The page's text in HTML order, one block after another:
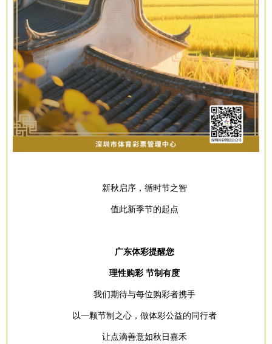
新秋启序，循时节之智
值此新季节的起点
广东体彩提醒您
理性购彩 节制有度
我们期待与每位购彩者携手
以一颗节制之心，做体彩公益的同行者
让点滴善意如秋日嘉禾